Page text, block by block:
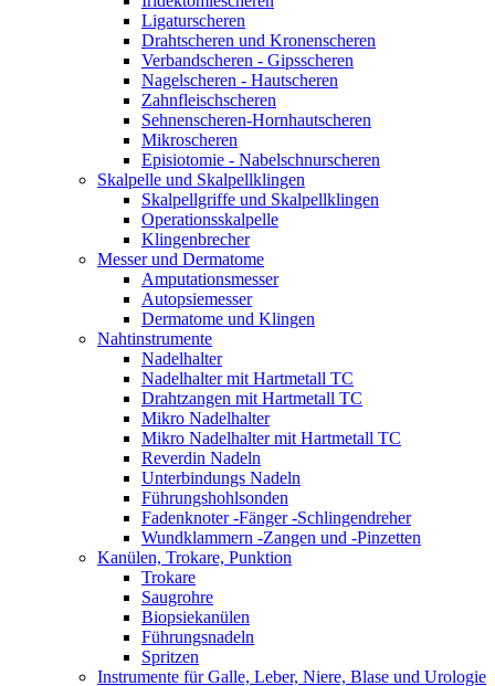
Ligaturscheren
Drahtscheren und Kronenscheren
Verbandscheren - Gipsscheren
Nagelscheren - Hautscheren
Zahnfleischscheren
Sehnenscheren-Hornhautscheren
Mikroscheren
Episiotomie - Nabelschnurscheren
Skalpelle und Skalpellklingen
Skalpellgriffe und Skalpellklingen
Operationsskalpelle
Klingenbrecher
Messer und Dermatome
Amputationsmesser
Autopsiemesser
Dermatome und Klingen
Nahtinstrumente
Nadelhalter
Nadelhalter mit Hartmetall TC
Drahtzangen mit Hartmetall TC
Mikro Nadelhalter
Mikro Nadelhalter mit Hartmetall TC
Reverdin Nadeln
Unterbindungs Nadeln
Führungshohlsonden
Fadenknoter -Fänger -Schlingendreher
Wundklammern -Zangen und -Pinzetten
Kanülen, Trokare, Punktion
Trokare
Saugrohre
Biopsiekanülen
Führungsnadeln
Spritzen
Instrumente für Galle, Leber, Niere, Blase und Urologie